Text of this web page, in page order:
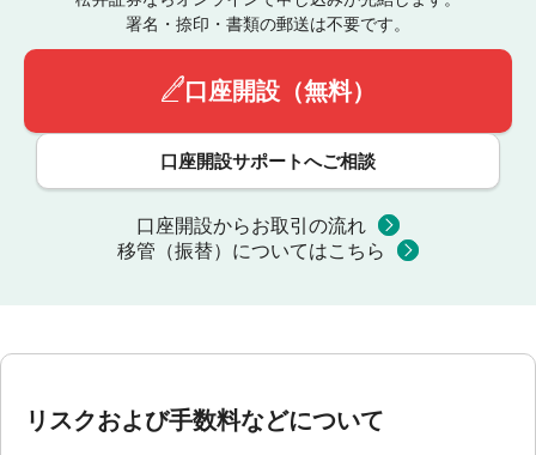
署名・捺印・書類の郵送は不要です。
口座開設（無料）
口座開設サポートへご相談
口座開設からお取引の流れ
移管（振替）についてはこちら
リスクおよび手数料などについて